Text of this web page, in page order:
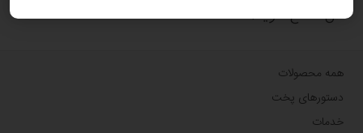
نان مطلع شوید.
همه محصولات
دستورهای پخت
خدمات